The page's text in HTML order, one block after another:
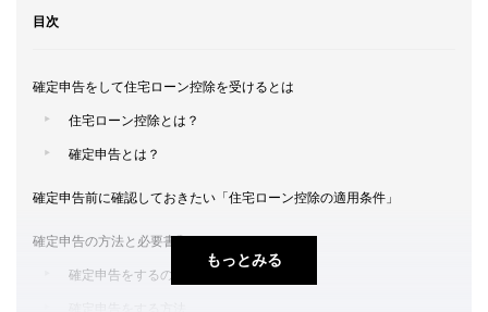
目次
もっとみる
確定申告をして住宅ローン控除を受けるとは
住宅ローン控除とは？
確定申告とは？
確定申告前に確認しておきたい「住宅ローン控除の適用条件」
確定申告の方法と必要書類
確定申告をするのはいつ？